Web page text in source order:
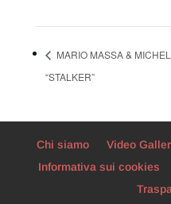
MARIO MASSA &
“STALKER”
Chi siamo Video
Informativa sui cookies